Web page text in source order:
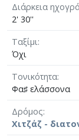
Διάρκεια
2' 30''
Ταξίμι
Όχι
Τονικότητα
Φα♯ ελάσσονα
Δρόμος
Χιτζάζ -